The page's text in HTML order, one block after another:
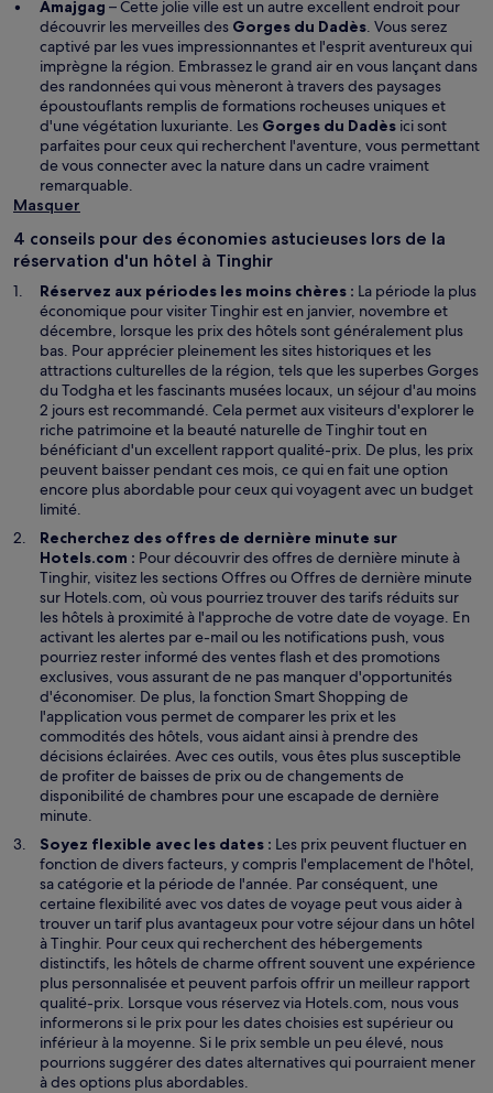
e
l
l
e
f
e
n
ê
t
a
s
u
o
e
n
ê
r
e
Amajgag – Cette jolie ville est un autre excellent endroit pour
découvrir les merveilles des Gorges du DadèsS
o
u
v
r
e
d
u
n
o
u
v
e
l
l
e
f
e
n
t
r
e
. Vous serez
captivé par les vues impressionnantes et l'esprit aventureux qui
imprègne la région. Embrassez le grand air en vous lançant dans
des randonnées qui vous mèneront à travers des paysages
époustouflants remplis de formations rocheuses uniques et
d'une végétation luxuriante. Les Gorges du DadèsS
’
o
e
a
n
s
u
n
e
n
o
u
v
e
e
f
e
n
ê
t
r
e
ici sont
parfaites pour ceux qui recherchent l'aventure, vous permettant
de vous connecter avec la nature dans un cadre vraiment
remarquable.
Masquer
4 conseils pour des économies astucieuses lors de la
réservation d'un hôtel à Tinghir
Réservez aux périodes les moins chères : La période la plus
économique pour visiter Tinghir est en janvier, novembre et
décembre, lorsque les prix des hôtels sont généralement plus
bas. Pour apprécier pleinement les sites historiques et les
attractions culturelles de la région, tels que les superbes Gorges
du Todgha et les fascinants musées locaux, un séjour d'au moins
2 jours est recommandé. Cela permet aux visiteurs d'explorer le
riche patrimoine et la beauté naturelle de Tinghir tout en
bénéficiant d'un excellent rapport qualité-prix. De plus, les prix
peuvent baisser pendant ces mois, ce qui en fait une option
encore plus abordable pour ceux qui voyagent avec un budget
limité.
Recherchez des offres de dernière minute sur
Hotels.com : Pour découvrir des offres de dernière minute à
Tinghir, visitez les sectionsOffresS
’
o
u
v
r
e
d
a
n
s
u
n
o
u
v
e
l
l
e
f
e
n
ê
ou Offres de dernière minute
sur Hotels.com, où vous pourriez trouver des tarifs réduits sur
les hôtels à proximité à l'approche de votre date de voyage. En
activant les alertes par e-mail ou les notifications push, vous
pourriez rester informé des ventes flash et des promotions
exclusives, vous assurant de ne pas manquer d'opportunités
d'économiser. De plus, la fonctionSmart Shopping S
’
o
u
v
r
d
a
n
s
u
n
e
n
o
u
v
e
de
l'application vous permet de comparer les prix et les
commodités des hôtels, vous aidant ainsi à prendre des
décisions éclairées. Avec ces outils, vous êtes plus susceptible
de profiter de baisses de prix ou de changements de
disponibilité de chambres pour une escapade de dernière
minute.
Soyez flexible avec les dates : Les prix peuvent fluctuer en
fonction de divers facteurs, y compris l'emplacement de l'hôtel,
sa catégorie et la période de l'année. Par conséquent, une
certaine flexibilité avec vos dates de voyage peut vous aider à
trouver un tarif plus avantageux pour votre séjour dans un hôtel
à Tinghir. Pour ceux qui recherchent des hébergements
distinctifs, les hôtels de charme offrent souvent une expérience
plus personnalisée et peuvent parfois offrir un meilleur rapport
qualité-prix. Lorsque vous réservez via Hotels.com, nous vous
informerons si le prix pour les dates choisies est supérieur ou
inférieur à la moyenne. Si le prix semble un peu élevé, nous
pourrions suggérer des dates alternatives qui pourraient mener
à des options plus abordables.